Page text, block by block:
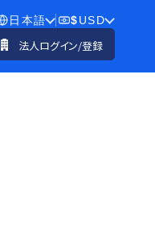
日本語 $USD
法人ログイン/登録